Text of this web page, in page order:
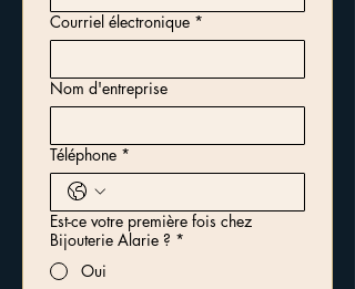
Courriel électronique *
Nom d'entreprise
Téléphone *
Est-ce votre première fois chez
Bijouterie Alarie ? *
Oui